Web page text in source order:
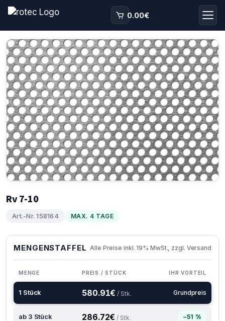
0.00€
Rv 7-10
Art.-Nr. 158164 MAX. 4 TAGE
MENGENSTAFFEL Alle Preise inkl. 19% MwSt., zzgl. Versand
MENGE PREIS / STÜCK IHR VORTEIL
1 Stück 580.91€ / Stk. Grundpreis
ab 3 Stück 286.72€ / Stk. −51 %